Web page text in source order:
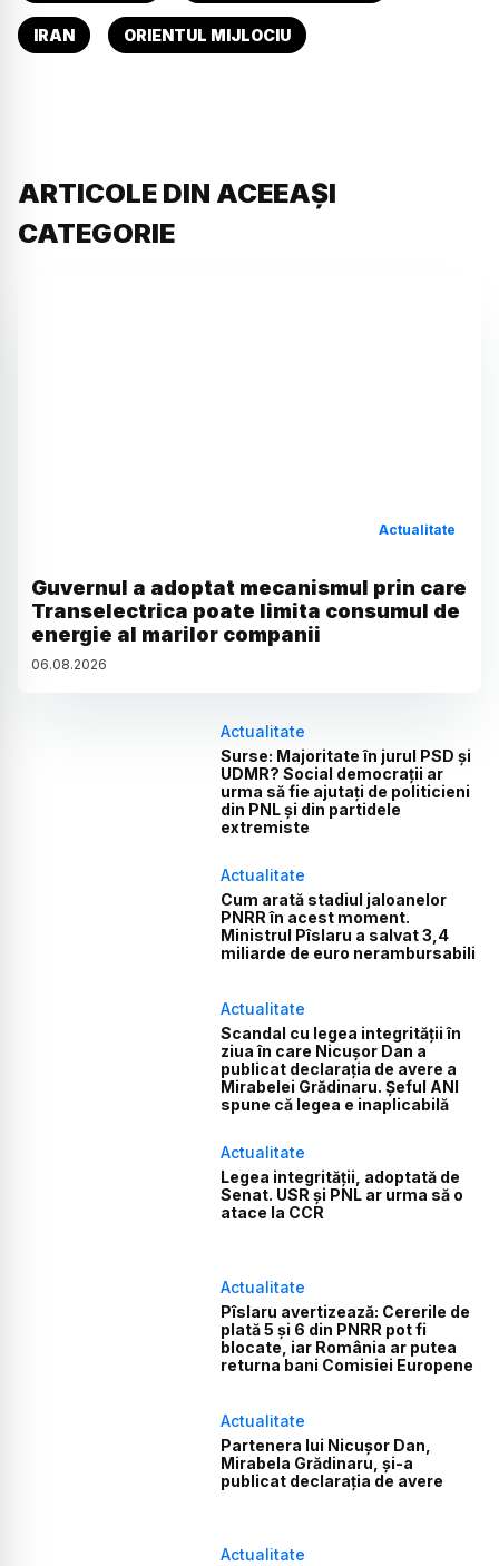
IRAN ORIENTUL MIJLOCIU
ARTICOLE DIN ACEEAȘI
CATEGORIE
Actualitate
Guvernul a adoptat mecanismul prin care
Transelectrica poate limita consumul de
energie al marilor companii
06.08.2026
Actualitate
Surse: Majoritate în jurul PSD și
UDMR? Social democrații ar
urma să fie ajutați de politicieni
din PNL și din partidele
extremiste
Actualitate
Cum arată stadiul jaloanelor
PNRR în acest moment.
Ministrul Pîslaru a salvat 3,4
miliarde de euro nerambursabili
Actualitate
Scandal cu legea integrității în
ziua în care Nicușor Dan a
publicat declarația de avere a
Mirabelei Grădinaru. Șeful ANI
spune că legea e inaplicabilă
Actualitate
Legea integrității, adoptată de
Senat. USR și PNL ar urma să o
atace la CCR
Actualitate
Pîslaru avertizează: Cererile de
plată 5 și 6 din PNRR pot fi
blocate, iar România ar putea
returna bani Comisiei Europene
Actualitate
Partenera lui Nicușor Dan,
Mirabela Grădinaru, și-a
publicat declarația de avere
Actualitate